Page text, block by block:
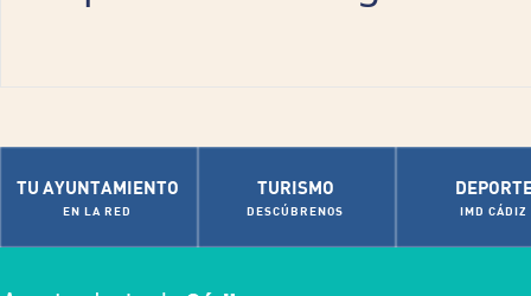
TU AYUNTAMIENTO
EN LA RED
TURISMO
DESCÚBRENOS IMD CÁDIZ